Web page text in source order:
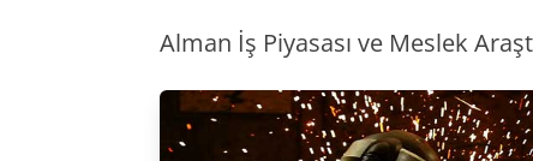
Alman İş Piyasası ve Meslek